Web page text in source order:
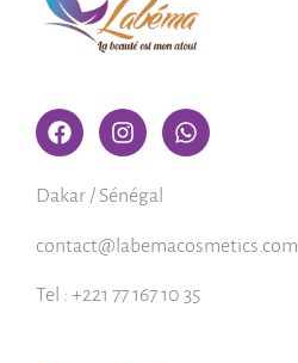
Dakar / Sénégal
contact@labemacosmetics.com
Tel : +221 77 167 10 35